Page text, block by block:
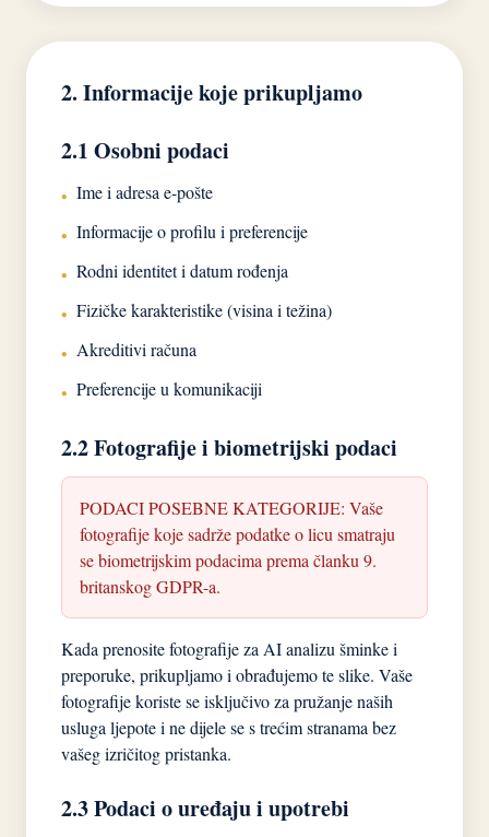
2. Informacije koje prikupljamo
2.1 Osobni podaci
• Ime i adresa e-pošte
• Informacije o profilu i preferencije
• Rodni identitet i datum rođenja
• Fizičke karakteristike (visina i težina)
• Akreditivi računa
• Preferencije u komunikaciji
2.2 Fotografije i biometrijski podaci
PODACI POSEBNE KATEGORIJE: Vaše
fotografije koje sadrže podatke o licu smatraju
se biometrijskim podacima prema članku 9.
britanskog GDPR-a.
Kada prenosite fotografije za AI analizu šminke i
preporuke, prikupljamo i obrađujemo te slike. Vaše
fotografije koriste se isključivo za pružanje naših
usluga ljepote i ne dijele se s trećim stranama bez
vašeg izričitog pristanka.
2.3 Podaci o uređaju i upotrebi